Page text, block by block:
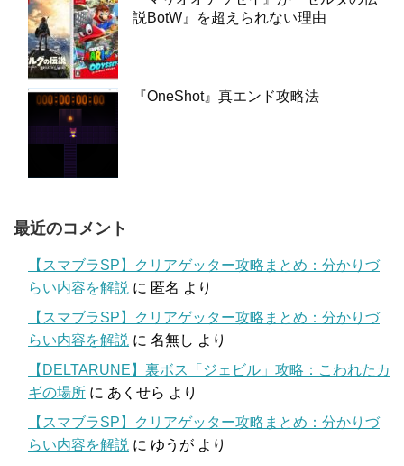
説BotW』を超えられない理由
『OneShot』真エンド攻略法
最近のコメント
【スマブラSP】クリアゲッター攻略まとめ：分かりづ
らい内容を解説 に 匿名 より
【スマブラSP】クリアゲッター攻略まとめ：分かりづ
らい内容を解説 に 名無し より
【DELTARUNE】裏ボス「ジェビル」攻略：こわれたカ
ギの場所 に あくせら より
【スマブラSP】クリアゲッター攻略まとめ：分かりづ
らい内容を解説 に ゆうが より